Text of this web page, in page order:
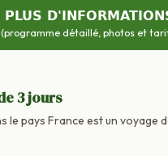
PLUS
(programme détaillé, photos et
3 jours
le pays France est un voyage